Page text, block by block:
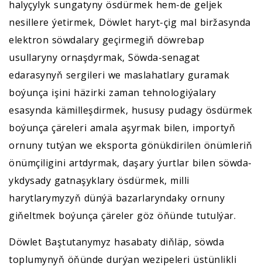
halyçylyk sungatyny ösdürmek hem-de geljek
nesillere ýetirmek, Döwlet haryt-çig mal biržasynda
elektron söwdalary geçirmegiň döwrebap
usullaryny ornaşdyrmak, Söwda-senagat
edarasynyň sergileri we maslahatlary guramak
boýunça işini häzirki zaman tehnologiýalary
esasynda kämilleşdirmek, hususy pudagy ösdürmek
boýunça çäreleri amala aşyrmak bilen, importyň
ornuny tutýan we eksporta gönükdirilen önümleriň
önümçiligini artdyrmak, daşary ýurtlar bilen söwda-
ykdysady gatnaşyklary ösdürmek, milli
harytlarymyzyň dünýä bazarlaryndaky ornuny
giňeltmek boýunça çäreler göz öňünde tutulýar.
Döwlet Baştutanymyz hasabaty diňläp, söwda
toplumynyň öňünde durýan wezipeleri üstünlikli